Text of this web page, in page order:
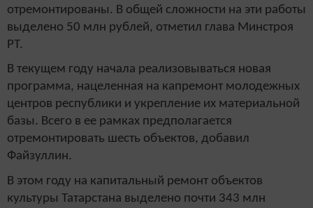
отремонтированы. В общей сложности на эти работы
выделено 50 млн рублей, отметил глава Минстроя
РТ.
В текущем году начала реализовываться новая
программа, нацеленная на капремонт молодежных
центров республики и укрепление их материальной
базы. Всего в ее рамках предполагается
отремонтировать шесть объектов, добавил
Файзуллин.
В этом году на капитальный ремонт объектов
культуры Татарстана выделено почти 343 млн